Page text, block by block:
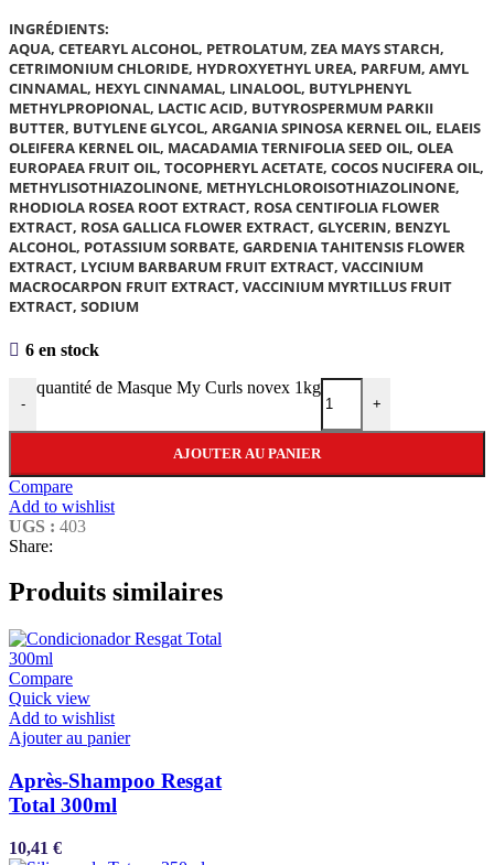
INGRÉDIENTS:
AQUA, CETEARYL ALCOHOL, PETROLATUM, ZEA MAYS STARCH,
CETRIMONIUM CHLORIDE, HYDROXYETHYL UREA, PARFUM, AMYL
CINNAMAL, HEXYL CINNAMAL, LINALOOL, BUTYLPHENYL
METHYLPROPIONAL, LACTIC ACID, BUTYROSPERMUM PARKII
BUTTER, BUTYLENE GLYCOL, ARGANIA SPINOSA KERNEL OIL, ELAEIS
OLEIFERA KERNEL OIL, MACADAMIA TERNIFOLIA SEED OIL, OLEA
EUROPAEA FRUIT OIL, TOCOPHERYL ACETATE, COCOS NUCIFERA OIL,
METHYLISOTHIAZOLINONE, METHYLCHLOROISOTHIAZOLINONE,
RHODIOLA ROSEA ROOT EXTRACT, ROSA CENTIFOLIA FLOWER
EXTRACT, ROSA GALLICA FLOWER EXTRACT, GLYCERIN, BENZYL
ALCOHOL, POTASSIUM SORBATE, GARDENIA TAHITENSIS FLOWER
EXTRACT, LYCIUM BARBARUM FRUIT EXTRACT, VACCINIUM
MACROCARPON FRUIT EXTRACT, VACCINIUM MYRTILLUS FRUIT
EXTRACT, SODIUM
6 en stock
-
quantité de Masque My Curls novex 1kg
+
AJOUTER AU PANIER
Compare
Add to wishlist
UGS : 403
Share:
Produits similaires
Compare
Quick view
Add to wishlist
Ajouter au panier
Après-Shampoo Resgat
Total 300ml
10,41 €